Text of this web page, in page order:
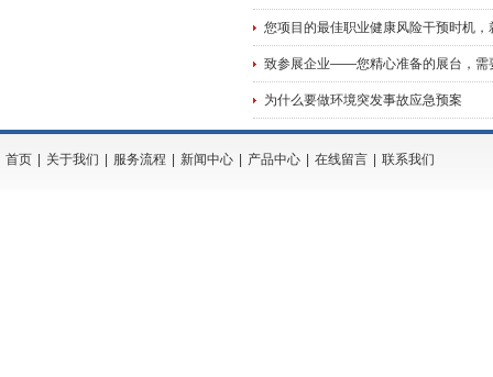
您项目的最佳职业健康风险干预时机，
致参展企业——您精心准备的展台，需
为什么要做环境突发事故应急预案
首页 关于我们 服务流程 新闻中心 产品中心 在线留言 联系我们